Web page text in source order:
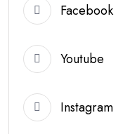
Facebook
Youtube
Instagram